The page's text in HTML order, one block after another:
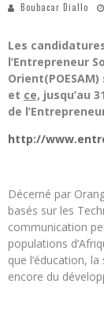
Boubacar Diallo
Les
l’Entrepreneur
et ce, jusqu’au
de
http://
Décerné par
basés sur les
communication
populations
que l’éducation,
encore du